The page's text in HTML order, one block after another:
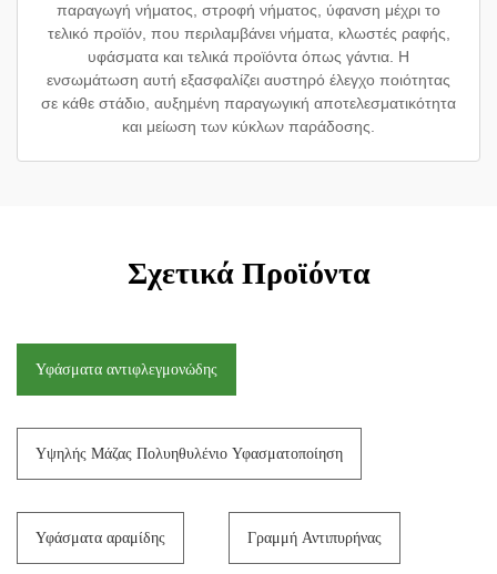
παραγωγή νήματος, στροφή νήματος, ύφανση μέχρι το
τελικό προϊόν, που περιλαμβάνει νήματα, κλωστές ραφής,
υφάσματα και τελικά προϊόντα όπως γάντια. Η
ενσωμάτωση αυτή εξασφαλίζει αυστηρό έλεγχο ποιότητας
σε κάθε στάδιο, αυξημένη παραγωγική αποτελεσματικότητα
και μείωση των κύκλων παράδοσης.
Σχετικά Προϊόντα
Υφάσματα αντιφλεγμονώδης
Υψηλής Μάζας Πολυηθυλένιο Υφασματοποίηση
Υφάσματα αραμίδης Γραμμή Αντιπυρήνας